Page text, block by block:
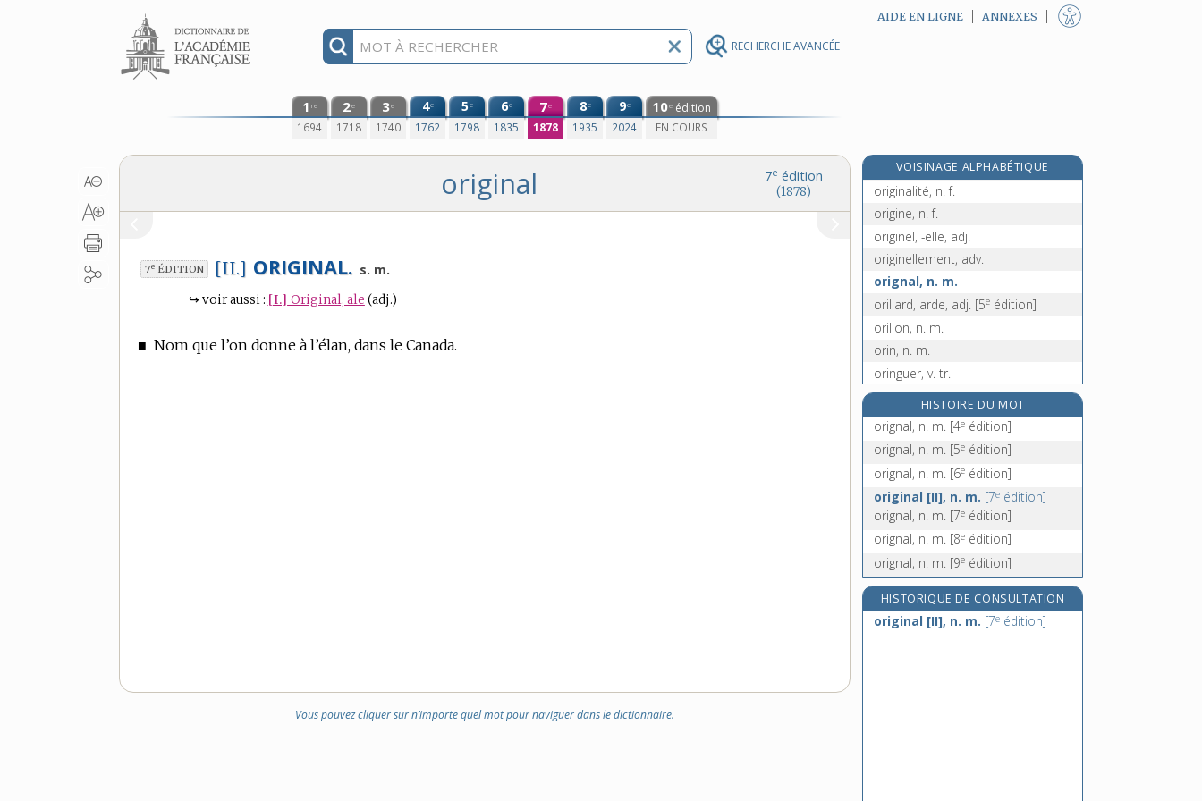
RECHERCHE AVANCÉE
Aller au contenu AIDE EN LIGNE ANNEXES
1 re
1694
2e
1718
3e
1740
4e
1762
5e
1798
6e
1835
7e
1878
8e
1935
9e
2024
10e édition
EN COURS
7e édition
(1878)
original
7e ÉDITION [II.] ORIGINAL. s. m.
↪ voir aussi : [I.] Original, ale (adj.)
■ Nom que l’on donne à l’élan, dans le Canada.
Vous pouvez cliquer sur n’importe quel mot pour naviguer dans le dictionnaire.
VOISINAGE ALPHABÉTIQUE
originalement, adv.
originalité, n. f.
origine, n. f.
originel, -elle, adj.
originellement, adv.
orignal, n. m.
orillard, arde, adj. [5e édition]
orillon, n. m.
orin, n. m.
oringuer, v. tr.
Orion, n. m.[8eédition]
oripeau, n. m.
O.R.L., n.
orle, n. m.
HISTOIRE DU MOT
orignal, n. m. [4e édition]
orignal, n. m. [5e édition]
orignal, n. m. [6e édition]
original [II], n. m. [7e édition]
orignal, n. m. [7e édition]
orignal, n. m. [8e édition]
orignal, n. m. [9e édition]
HISTORIQUE DE CONSULTATION
original [II], n. m. [7e édition]